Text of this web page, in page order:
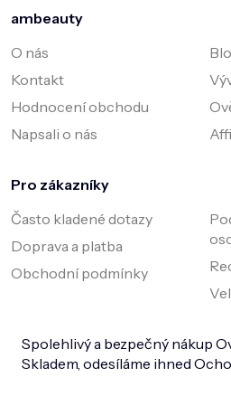
ambeauty
O nás
Kontakt
Hodnocení obchodu
Napsali o nás
Pro zákazníky
Často kladené dotazy
Doprava a platba
Obchodní podmínky
Spolehlivý a bezpečný nákup
Skladem, odesíláme ihned